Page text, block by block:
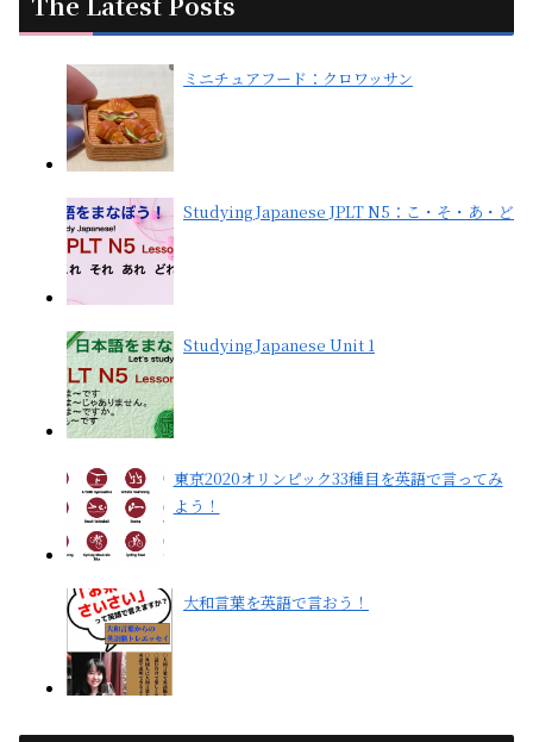
ミニチュアフード：クロワッサン
Studying Japanese JPLT N5：こ・そ・あ・ど
Studying Japanese Unit 1
東京2020オリンピック33種目を英語で言ってみ
よう！
大和言葉を英語で言おう！